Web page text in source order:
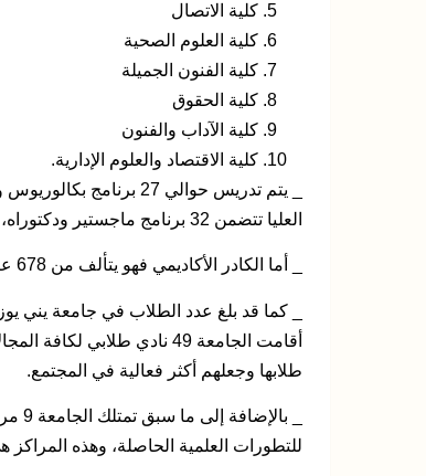
كلية الاتصال
كلية العلوم الصحية
كلية الفنون الجميلة
كلية الحقوق
كلية الآداب والفنون
كلية الاقتصاد والعلوم الإدارية.
العليا تتضمن 32 برنامج ماجستير ودكتوراه، و25 برنامج زمالة و2 مدرسة مهنية.
_ أما الكادر الأكاديمي فهو يتألف من 678 عضو أكاديمي من بينهم أساتذة وباحثين ومحاضرين.
أقامت الجامعة 49 نادي
طلابها وجعلهم أكثر فعالية في المجتمع.
_
للتطورات العلمية الحاصلة، وهذه المراكز